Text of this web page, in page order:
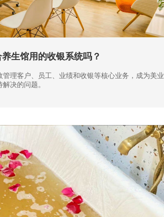
生馆用的收银系统吗？
管理客户、员工、业绩和收银等核心业务，成为美业
解决的问题。